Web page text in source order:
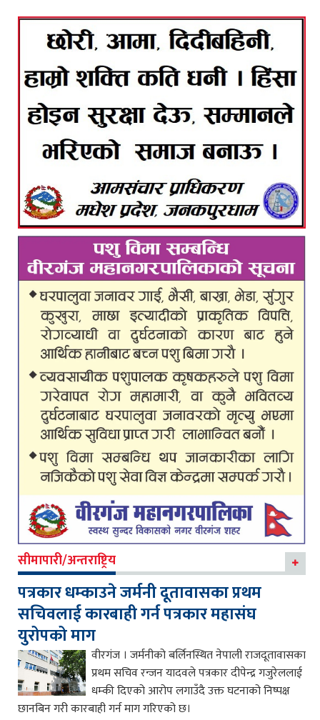
सीमापारी/अन्तराष्ट्रिय
पत्रकार धम्काउने जर्मनी दूतावासका प्रथम
सचिवलाई कारबाही गर्न पत्रकार महासंघ
युरोपको माग
वीरगंज । जर्मनीको बर्लिनस्थित नेपाली राजदूतावासका
प्रथम सचिव रन्जन यादवले पत्रकार दीपेन्द्र गजुरेललाई
धम्की दिएको आरोप लगाउँदै उक्त घटनाको निष्पक्ष
छानबिन गरी कारबाही गर्न माग गरिएको छ।